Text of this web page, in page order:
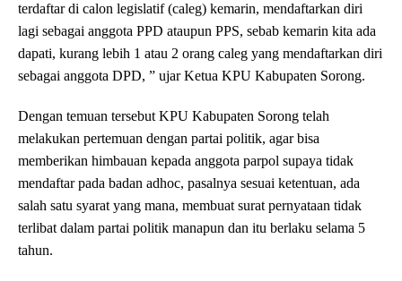
terdaftar di calon legislatif (caleg) kemarin, mendaftarkan diri
lagi sebagai anggota PPD ataupun PPS, sebab kemarin kita ada
dapati, kurang lebih 1 atau 2 orang caleg yang mendaftarkan diri
sebagai anggota DPD, ” ujar Ketua KPU Kabupaten Sorong.
Dengan temuan tersebut KPU Kabupaten Sorong telah
melakukan pertemuan dengan partai politik, agar bisa
memberikan himbauan kepada anggota parpol supaya tidak
mendaftar pada badan adhoc, pasalnya sesuai ketentuan, ada
salah satu syarat yang mana, membuat surat pernyataan tidak
terlibat dalam partai politik manapun dan itu berlaku selama 5
tahun.